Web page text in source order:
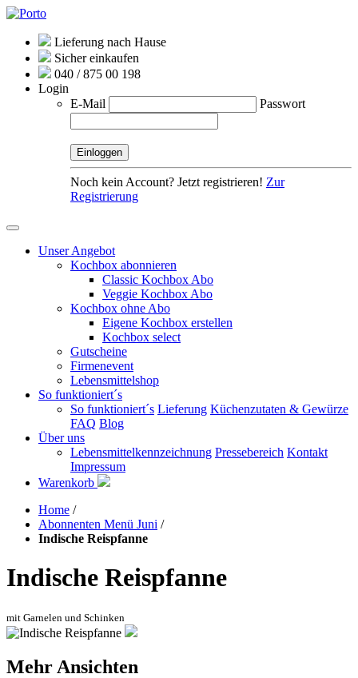
Lieferung nach Hause
Sicher einkaufen
040 / 875 00 198
Login
E-Mail
Passwort
Noch kein Account? Jetzt registrieren! Zur
Registrierung
Unser Angebot
Kochbox abonnieren
Classic Kochbox Abo
Veggie Kochbox Abo
Kochbox ohne Abo
Eigene Kochbox erstellen
Kochbox select
Gutscheine
Firmenevent
Lebensmittelshop
So funktioniert´s
So funktioniert´s Lieferung Küchenzutaten & Gewürze
FAQ Blog
Über uns
Lebensmittelkennzeichnung Pressebereich Kontakt
Impressum
Warenkorb
Home /
Abonnenten Menü Juni /
Indische Reispfanne
Indische Reispfanne
mit Garnelen und Schinken
Mehr Ansichten